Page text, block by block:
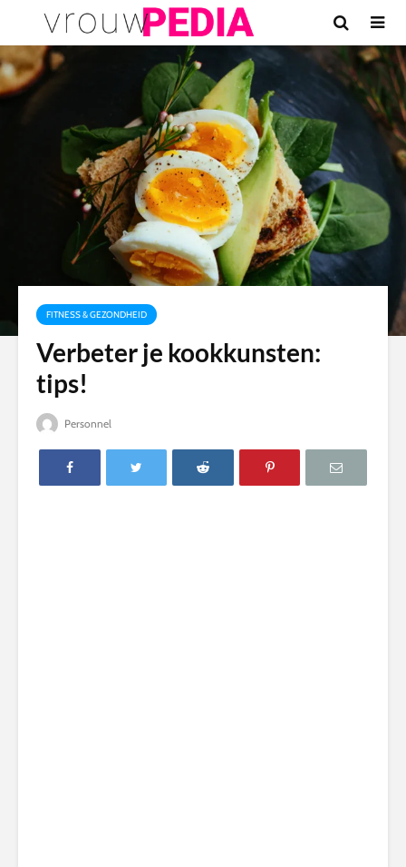
FITNESS & GEZONDHEID
Verbeter je kookkunsten:
tips!
Personnel